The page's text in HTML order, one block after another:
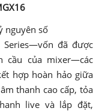
nguyên số
Series—vốn đã được
cầu của mixer—các
hợp hoàn hảo giữa
thanh cao cấp, tỏa
live và lắp đặt,